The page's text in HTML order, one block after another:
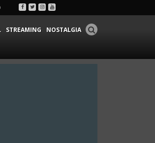
Facebook
Twitter
Instagram
Youtube
STREAMING NOSTALGIA